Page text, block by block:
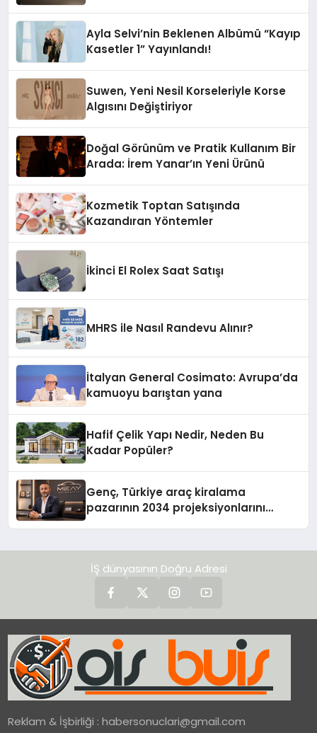
Ayla Selvi’nin Beklenen Albümü “Kayıp
Kasetler 1” Yayınlandı!
Suwen, Yeni Nesil Korseleriyle Korse
Algısını Değiştiriyor
Doğal Görünüm ve Pratik Kullanım Bir
Arada: İrem Yanar’ın Yeni Ürünü
Kozmetik Toptan Satışında
Kazandıran Yöntemler
İkinci El Rolex Saat Satışı
MHRS ile Nasıl Randevu Alınır?
İtalyan General Cosimato: Avrupa’da
kamuoyu barıştan yana
Hafif Çelik Yapı Nedir, Neden Bu
Kadar Popüler?
Genç, Türkiye araç kiralama
pazarının 2034 projeksiyonlarını
İŞ dünyasının Doğru Adresi
Reklam & İşbirliği :habersonuclari@gmail.com